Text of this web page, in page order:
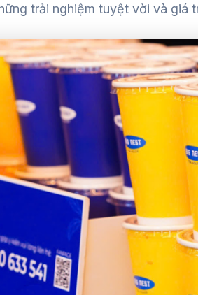
trải nghiệm tuyệt vời và giá